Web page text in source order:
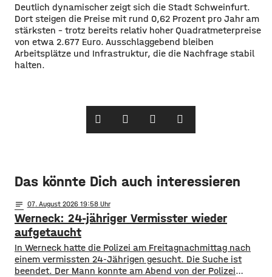
Deutlich dynamischer zeigt sich die Stadt Schweinfurt.
Dort steigen die Preise mit rund 0,62 Prozent pro Jahr am
stärksten – trotz bereits relativ hoher Quadratmeterpreise
von etwa 2.677 Euro. Ausschlaggebend bleiben
Arbeitsplätze und Infrastruktur, die die Nachfrage stabil
halten.
Das könnte Dich auch interessieren
notes 07. August 2026 19:58
Werneck: 24-jähriger Vermisster wieder
aufgetaucht
In Werneck hatte die Polizei am Freitagnachmittag nach
einem vermissten 24-Jährigen gesucht. Die Suche ist
beendet. Der Mann konnte am Abend von der Polizei